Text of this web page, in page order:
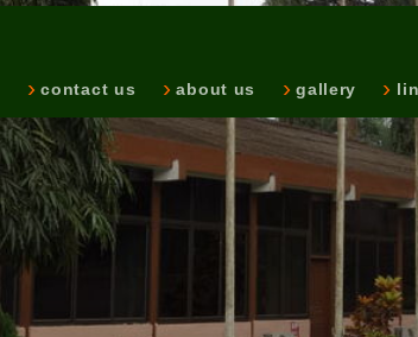
contact us about us gallery